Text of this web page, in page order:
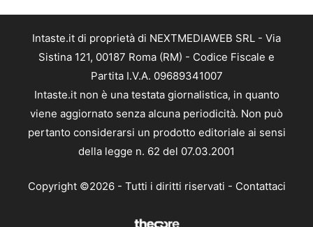
Intaste.it di proprietà di NEXTMEDIAWEB SRL - Via
Sistina 121, 00187 Roma (RM) - Codice Fiscale e
Partita I.V.A. 09689341007
Intaste.it non è una testata giornalistica, in quanto
viene aggiornato senza alcuna periodicità. Non può
pertanto considerarsi un prodotto editoriale ai sensi
della legge n. 62 del 07.03.2001
Copyright ©2026 - Tutti i diritti riservati - Contattaci